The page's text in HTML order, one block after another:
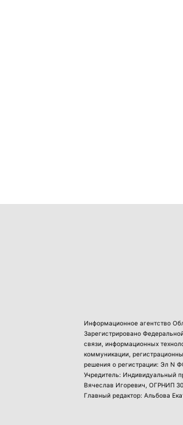
Информационное агентство
Зарегистрировано
связи, информационных
коммуникации,
решения о регистрации: Эл N
Учредитель: Индивидуальный
Вячеслав Игоревич, ОГРНИП
Главный редактор: Альбова